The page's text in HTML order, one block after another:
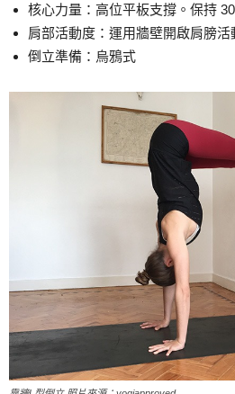
核心力量：高位平板支撐。保持
肩部活動度：運用牆壁開啟肩膀活
倒立準備：烏鴉式